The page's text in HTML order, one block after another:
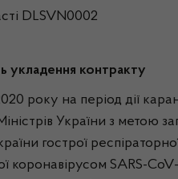
DLSVN0002
укладення контракту
року на період дії
України з метою
гострої
коронавірусом SARS-